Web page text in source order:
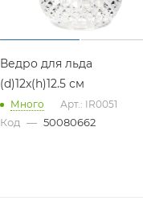
Ведро для льда
(d)12x(h)12.5 см
Много Арт.: IR0051
Код — 50080662